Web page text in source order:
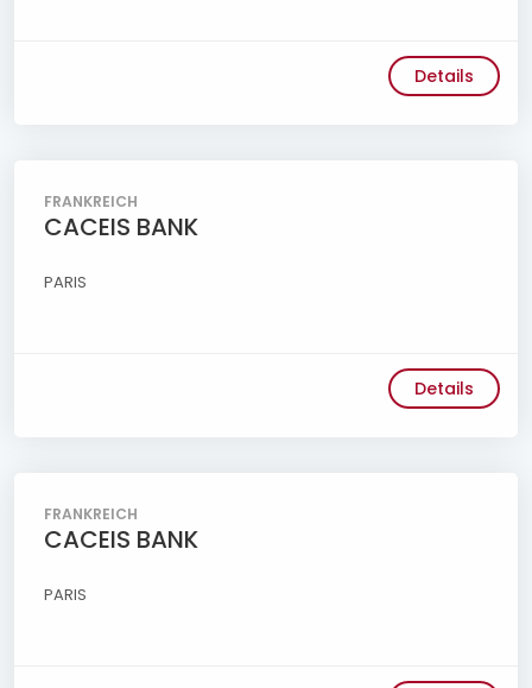
Details
FRANKREICH
CACEIS BANK
PARIS
Details
FRANKREICH
CACEIS BANK
PARIS